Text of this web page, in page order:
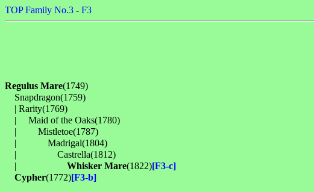
TOP Family No.3 - F3
Regulus Mare(1749)
Snapdragon(1759)
| Rarity(1769)
| 　Maid of the Oaks(1780)
| 　　Mistletoe(1787)
| 　　　Madrigal(1804)
| 　　　　Castrella(1812)
| Whisker Mare(1822)[F3-c]
Cypher(1772)[F3-b]